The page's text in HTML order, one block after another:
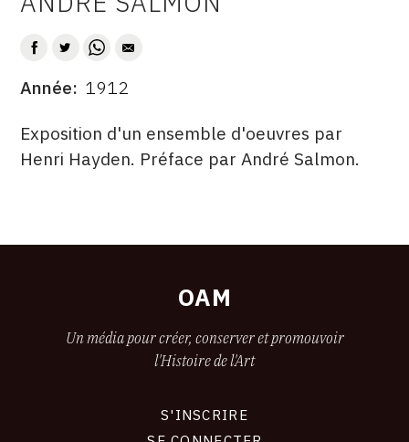
SUIVEZ-NOUS
TWITTER
AUTEUR
DATE
Année 1912
DESCRITPTION
Exposition d'un ensemble d'oeuvres par
Henri Hayden. Préface par André Salmon.
OAM
Un média pour créer, conserver et promouvoir
l'Histoire de l'Art
S'INSCRIRE